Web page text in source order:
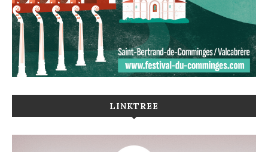
LINKTREE